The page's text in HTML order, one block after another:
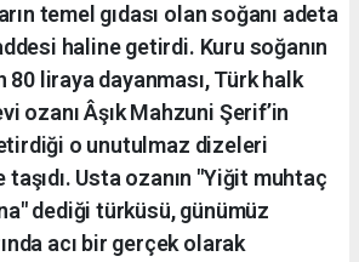
temel gıdası olan soğanı adeta
haline getirdi. Kuru soğanın
80 liraya dayanması, Türk halk
ozanı Âşık Mahzuni Şerif’in
o unutulmaz dizeleri
Usta ozanın "Yiğit muhtaç
dediği türküsü, günümüz
acı bir gerçek olarak